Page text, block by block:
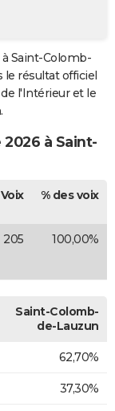
Saint-Colomb-
le résultat officiel
l'Intérieur et le
à Saint-
Voix % des voix
205 100,00%
Saint-Colomb-
de-Lauzun
62,70%
37,30%